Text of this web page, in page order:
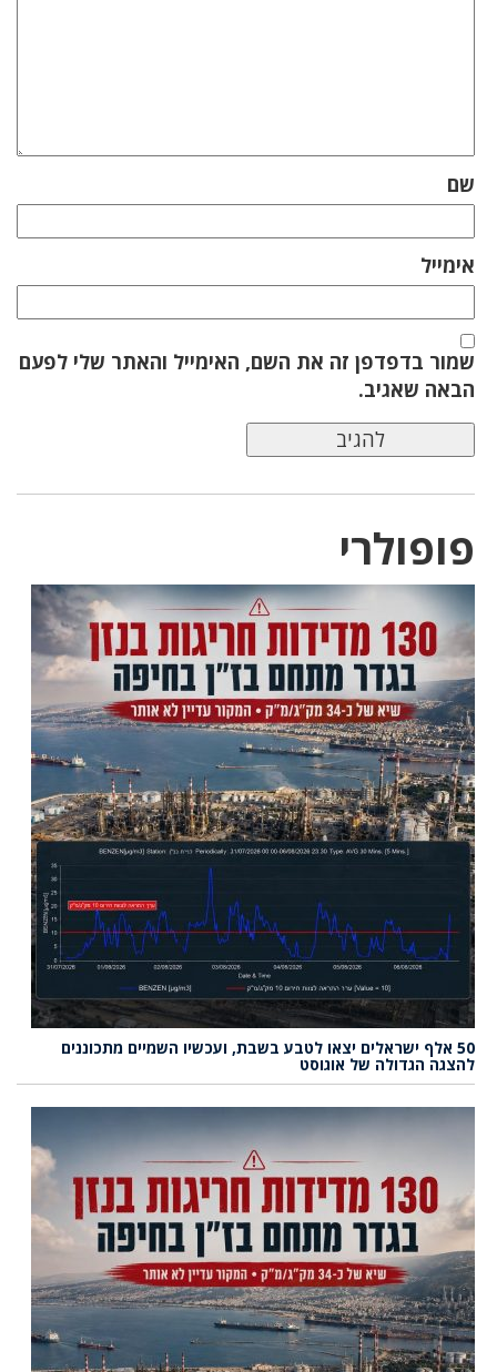
שם
אימייל
שמור בדפדפן זה את השם, האימייל והאתר שלי לפעם
הבאה שאגיב.
פופולרי
50 אלף ישראלים יצאו לטבע בשבת, ועכשיו השמיים מתכוננים
להצגה הגדולה של אוגוסט